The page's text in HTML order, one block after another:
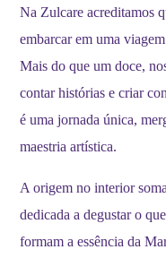
Na Zulcare acreditamos
embarcar em uma
Mais do que um doce,
contar histórias e criar
é uma jornada única,
maestria artística.
A origem no interior
dedicada a degustar o
formam a essência da